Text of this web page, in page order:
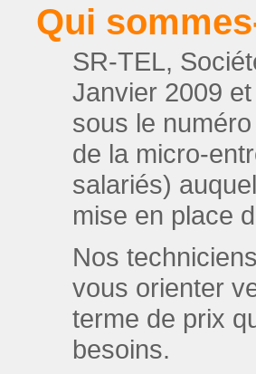
Qui
SR-TEL,
Janvier 2009
sous le
de la micro-
salariés)
mise en place
Nos
vous orienter
terme de prix
besoins.